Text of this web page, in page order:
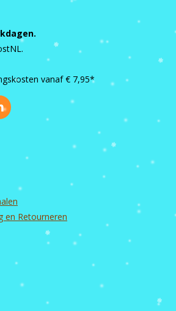
vanaf € 7,95*
en Retourneren